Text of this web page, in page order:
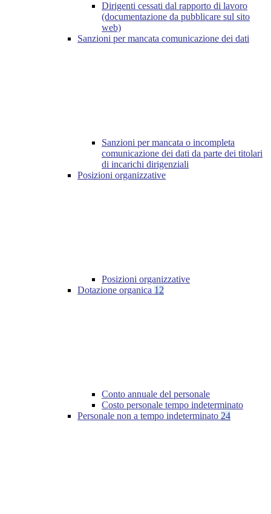
Dirigenti cessati dal rapporto di lavoro
(documentazione da pubblicare sul sito
web)
Sanzioni per mancata comunicazione dei dati
Sanzioni per mancata o incompleta
comunicazione dei dati da parte dei titolari
di incarichi dirigenziali
Posizioni organizzative
Posizioni organizzative
Dotazione organica 12
Conto annuale del personale
Costo personale tempo indeterminato
Personale non a tempo indeterminato 24